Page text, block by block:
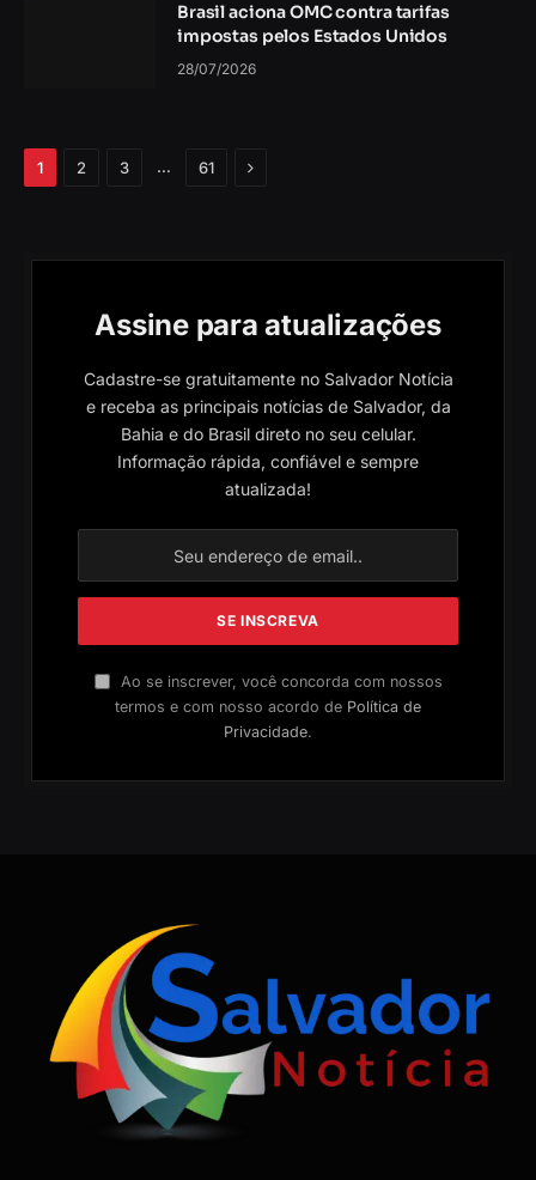
Brasil aciona OMC contra tarifas
impostas pelos Estados Unidos
28/07/2026
1 2 3 … 61 Próximo
Assine para atualizações
Cadastre-se gratuitamente no Salvador Notícia
e receba as principais notícias de Salvador, da
Bahia e do Brasil direto no seu celular.
Informação rápida, confiável e sempre
atualizada!
Ao se inscrever, você concorda com nossos
termos e com nosso acordo de Política de
Privacidade.